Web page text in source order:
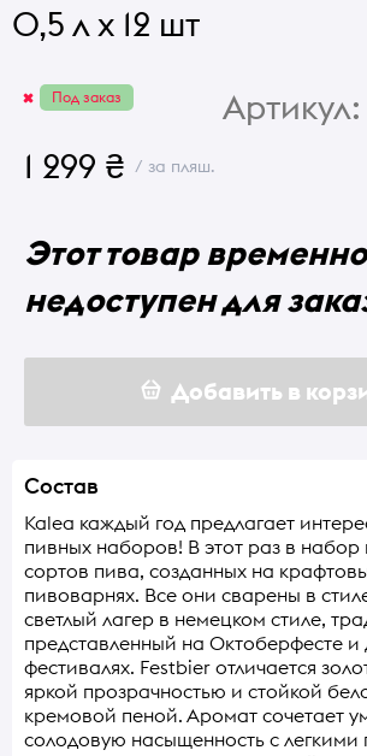
0,5 л x 12 шт
Под заказ Артикул:
1 299 ₴ / за пляш.
Этот товар временно
недоступен для
Добавить в
Состав
Kalea каждый год предлагает
пивных наборов! В этот раз в набор
сортов пива, созданных на
пивоварнях. Все они сварены в
светлый лагер в немецком стиле,
представленный на Октоберфесте и
фестивалях. Festbier отличается
яркой прозрачностью и стойкой
кремовой пеной. Аромат сочетает
солодовую насыщенность с